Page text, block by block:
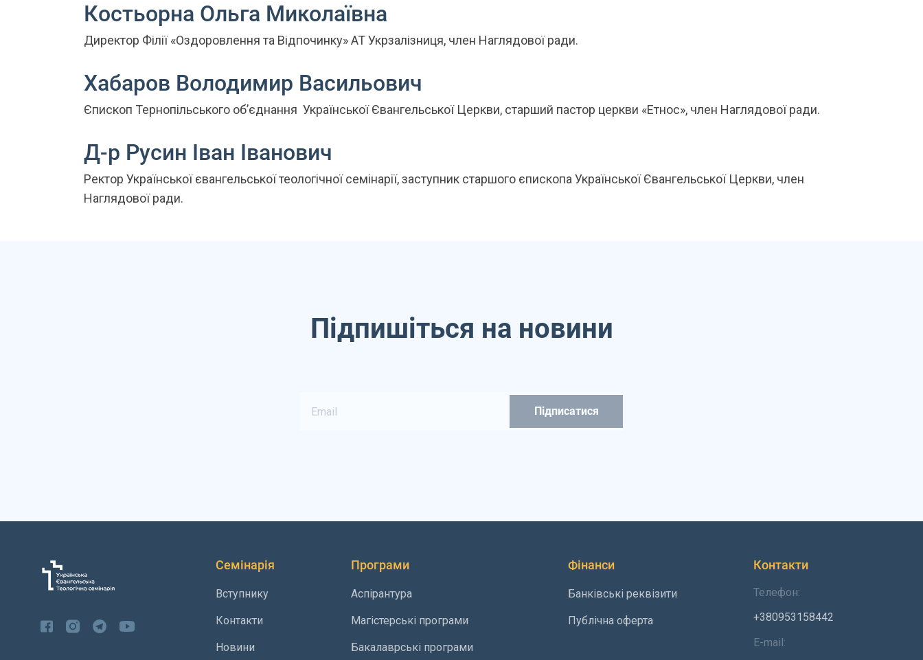
Костьорна Ольга Миколаївна
Директор Філії «Оздоровлення та Відпочинку» АТ Укрзалізниця, член Наглядової ради.
Хабаров Володимир Васильович
Єпископ Тернопільського об’єднання Української Євангельської Церкви, старший пастор церкви «Етнос», член Наглядової ради.
Д-р Русин Іван Іванович
Ректор Української євангельської теологічної семінарії, заступник старшого єпископа Української Євангельської Церкви, член
Наглядової ради.
Підпишіться на новини
Семінарія
Вступнику
Контакти
Новини
Програми
Аспірантура
Магістерські програми
Бакалаврські програми
Фінанси
Банківські реквізити
Публічна оферта
Контакти
Телефон:
+380953158442
E-mail: